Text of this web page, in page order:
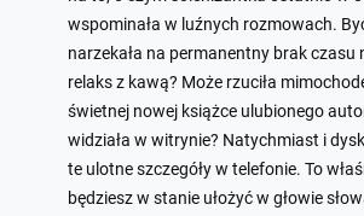
wspominała w luźnych rozmowach.
narzekała na permanentny brak czasu
relaks z kawą? Może rzuciła
świetnej nowej książce ulubionego
widziała w witrynie? Natychmiast i
te ulotne szczegóły w telefonie. To
będziesz w stanie ułożyć w głowie